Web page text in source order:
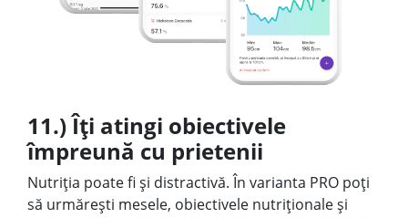
11.) Îți atingi obiectivele
împreună cu prietenii
Nutriția poate fi și distractivă. În varianta PRO poți
să urmărești mesele, obiectivele nutriționale și